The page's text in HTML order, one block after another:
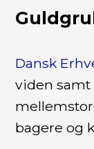
Dansk
viden
bagere og